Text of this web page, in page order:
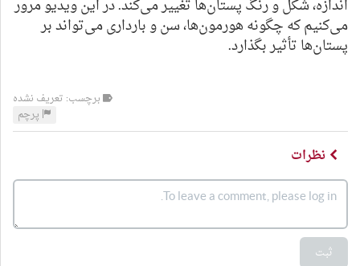
اندازه، شکل و رنگ پستان‌ها تغییر می‌کند. در این ویدیو مرور
می‌کنیم که چگونه هورمون‌ها، سن و بارداری می‌تواند بر
پستان‌ها تأثیر بگذارد.
برچسب: تعریف نشده
پرچم
نظرات
ثبت